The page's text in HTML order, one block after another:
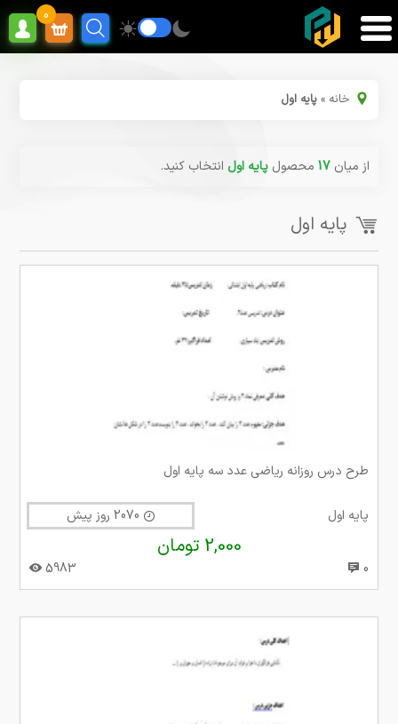
0
خانه »پایه اول
از میان17 محصولپایه اول انتخاب کنید.
پایه اول
طرح درس روزانه ریاضی عدد سه پایه اول
پایه اول
2,000 تومان
0
5983